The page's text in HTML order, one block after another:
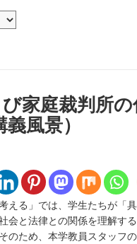
家庭裁判所
風景）
える」では、学生たちが「
会と法律との関係を理解す
のため、本学教員スタッフ